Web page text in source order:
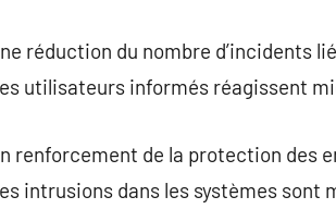
réduction du nombre d’incidents
utilisateurs informés réagissent
renforcement de la protection des
intrusions dans les systèmes sont